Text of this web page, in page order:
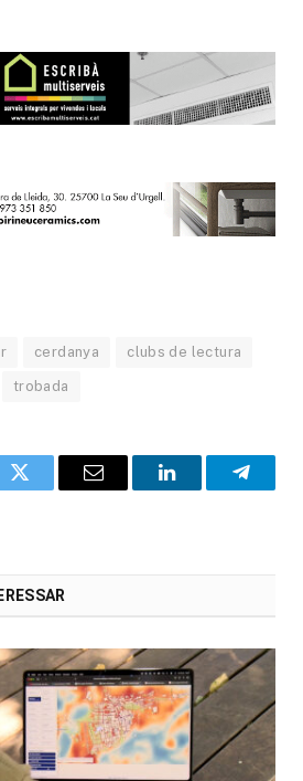
cerdanya clubs de lectura
trobada
Twitter Email LinkedIn